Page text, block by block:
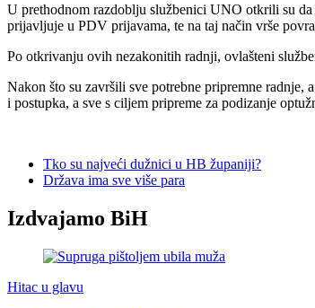
U prethodnom razdoblju službenici UNO otkrili su
prijavljuje u PDV prijavama, te na taj način vrše
Po otkrivanju ovih nezakonitih radnji, ovlašteni
Nakon što su završili sve potrebne pripremne
i postupka, a sve s ciljem pripreme za podizanje
Tko su najveći dužnici u HB županiji?
Država ima sve više para
Izdvajamo BiH
Hitac u glavu